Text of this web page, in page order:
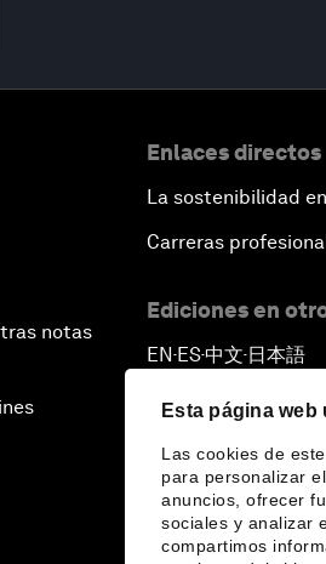
Esta página
Las cookies de
para personalizar
anuncios, ofrecer
sociales y analizar
compartimos
notas
Enlaces directos
La sostenibilidad
Carreras
Ediciones en
EN ▪ES▪中文▪ 日本語